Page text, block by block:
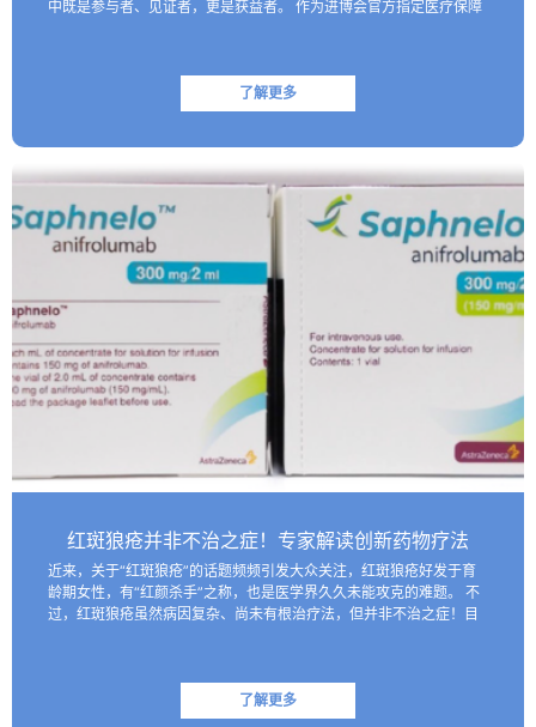
中既是参与者、见证者，更是获益者。 作为进博会官方指定医疗保障
了解更多
红斑狼疮并非不治之症！专家解读创新药物疗法
近来，关于“红斑狼疮”的话题频频引发大众关注，红斑狼疮好发于育
龄期女性，有“红颜杀手”之称，也是医学界久久未能攻克的难题。 不
过，红斑狼疮虽然病因复杂、尚未有根治疗法，但并非不治之症！目
了解更多